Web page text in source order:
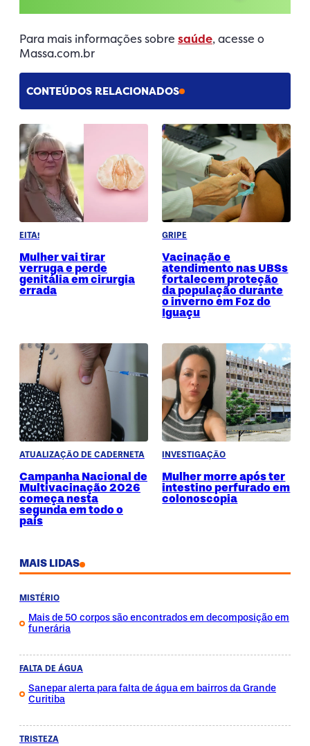
Para mais informações sobre saúde, acesse o
Massa.com.br
CONTEÚDOS RELACIONADOS
EITA!
Mulher vai tirar
verruga e perde
genitália em cirurgia
errada
GRIPE
Vacinação e
atendimento nas UBSs
fortalecem proteção
da população durante
o inverno em Foz do
Iguaçu
ATUALIZAÇÃO DE CADERNETA
Campanha Nacional de
Multivacinação 2026
começa nesta
segunda em todo o
país
INVESTIGAÇÃO
Mulher morre após ter
intestino perfurado em
colonoscopia
MAIS LIDAS
MISTÉRIO
Mais de 50 corpos são encontrados em decomposição em
funerária
FALTA DE ÁGUA
Sanepar alerta para falta de água em bairros da Grande
Curitiba
TRISTEZA